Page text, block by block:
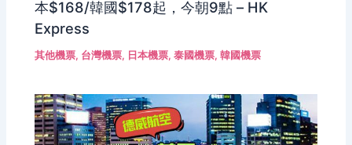
本$168/韓國$178起，今朝9點 – HK
Express
其他機票, 台灣機票, 日本機票,泰國機票,韓國機票